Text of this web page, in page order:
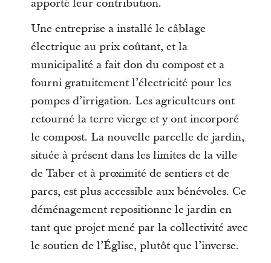
apporté leur contribution.
Une entreprise a installé le câblage
électrique au prix coûtant, et la
municipalité a fait don du compost et a
fourni gratuitement l’électricité pour les
pompes d’irrigation. Les agriculteurs ont
retourné la terre vierge et y ont incorporé
le compost. La nouvelle parcelle de jardin,
située à présent dans les limites de la ville
de Taber et à proximité de sentiers et de
parcs, est plus accessible aux bénévoles. Ce
déménagement repositionne le jardin en
tant que projet mené par la collectivité avec
le soutien de l’Église, plutôt que l’inverse.